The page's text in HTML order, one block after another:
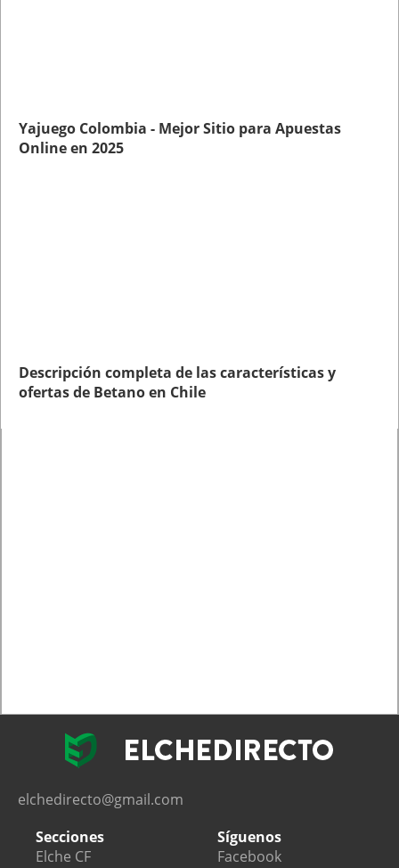
Yajuego Colombia - Mejor Sitio para Apuestas
Online en 2025
Descripción completa de las características y
ofertas de Betano en Chile
elchedirecto@gmail.com
Secciones
Elche CF
Síguenos
Facebook